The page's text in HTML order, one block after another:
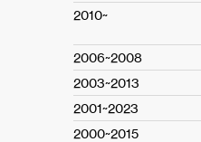
2010~
2006~2008
2003~2013
2001~2023
2000~2015